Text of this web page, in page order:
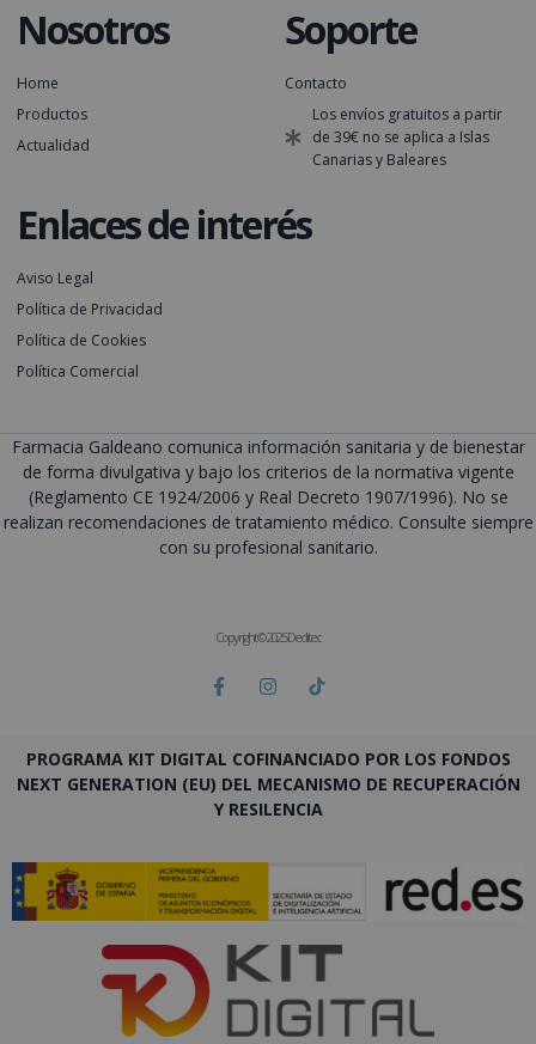
Nosotros
Home
Productos
Actualidad
Soporte
Contacto
Los envíos gratuitos a partir
de 39€ no se aplica a Islas
Canarias y Baleares
Enlaces de interés
Aviso Legal
Política de Privacidad
Política de Cookies
Política Comercial
Farmacia Galdeano comunica información sanitaria y de bienestar
de forma divulgativa y bajo los criterios de la normativa vigente
(Reglamento CE 1924/2006 y Real Decreto 1907/1996). No se
realizan recomendaciones de tratamiento médico. Consulte siempre
con su profesional sanitario.
Copyright © 2025 Deditec
PROGRAMA KIT DIGITAL COFINANCIADO POR LOS FONDOS
NEXT GENERATION (EU) DEL MECANISMO DE RECUPERACIÓN
Y RESILENCIA